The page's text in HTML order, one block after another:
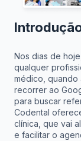
Nos dias de
qualquer
médico, quando
recorrer ao
para buscar
Codental
clínica, que vai
e facilitar o